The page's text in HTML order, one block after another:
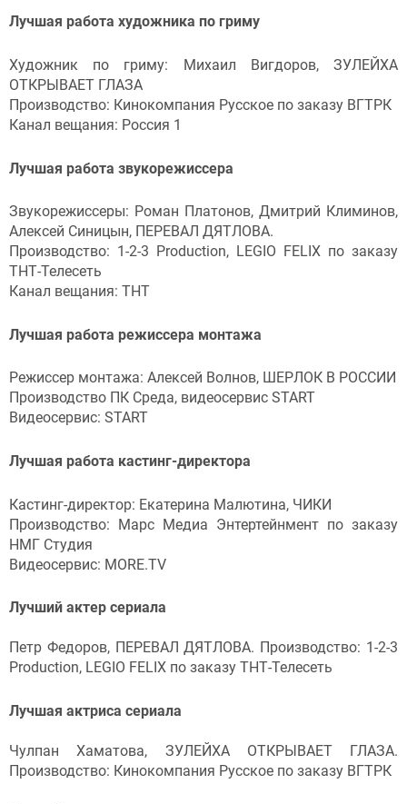
Лучшая работа художника по гриму
Художник по гриму: Михаил Вигдоров, ЗУЛЕЙХА
ОТКРЫВАЕТ ГЛАЗА
Производство: Кинокомпания Русское по заказу ВГТРК
Канал вещания: Россия 1
Лучшая работа звукорежиссера
Звукорежиссеры: Роман Платонов, Дмитрий Климинов,
Алексей Синицын, ПЕРЕВАЛ ДЯТЛОВА.
Производство: 1-2-3 Production, LEGIO FELIX по заказу
ТНТ-Телесеть
Канал вещания: ТНТ
Лучшая работа режиссера монтажа
Режиссер монтажа: Алексей Волнов, ШЕРЛОК В РОССИИ
Производство ПК Среда, видеосервис START
Видеосервис: START
Лучшая работа кастинг-директора
Кастинг-директор: Екатерина Малютина, ЧИКИ
Производство: Марс Медиа Энтертейнмент по заказу
НМГ Студия
Видеосервис: MORE.TV
Лучший актер сериала
Петр Федоров, ПЕРЕВАЛ ДЯТЛОВА. Производство: 1-2-3
Production, LEGIO FELIX по заказу ТНТ-Телесеть
Лучшая актриса сериала
Чулпан Хаматова, ЗУЛЕЙХА ОТКРЫВАЕТ ГЛАЗА.
Производство: Кинокомпания Русское по заказу ВГТРК